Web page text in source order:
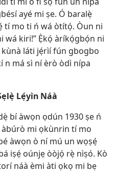
ayé mi ṣe. Ó baralẹ̀
tí mo ti ń wá òtítọ́. Òun ni
wá kiri!” Ẹ̀kọ́ àríkọ́gbọ́n ni
láti jẹ́rìí fún gbogbo
n má sì ní èrò òdì nípa
Lẹ́yìn Náà
bí àwọn ọdún 1930 ṣe ń
mi ọkùnrin tí mo
àwọn ò ní mú un wọṣẹ́
iṣẹ́ oúnjẹ òòjọ́ rẹ̀ nìṣó. Kò
náà èmi àti ọkọ mi bẹ